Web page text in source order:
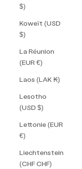
$)
Koweït (USD
$)
La Réunion
(EUR €)
Laos (LAK ₭)
Lesotho
(USD $)
Lettonie (EUR
€)
Liechtenstein
(CHF CHF)